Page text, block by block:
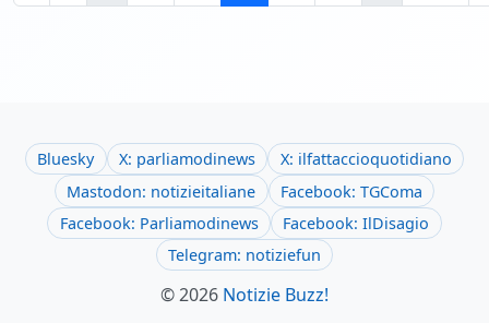
Bluesky X: parliamodinews
X: ilfattaccioquotidiano
Mastodon: notizieitaliane
Facebook: TGComa
Facebook: Parliamodinews
Facebook: IlDisagio
Telegram: notiziefun
© 2026 Notizie Buzz!